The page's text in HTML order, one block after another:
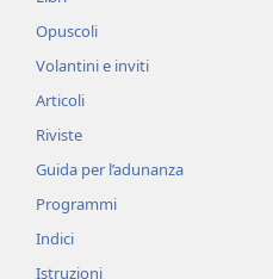
Opuscoli
Volantini e inviti
Articoli
Riviste
Guida per l’adunanza
Programmi
Indici
Istruzioni